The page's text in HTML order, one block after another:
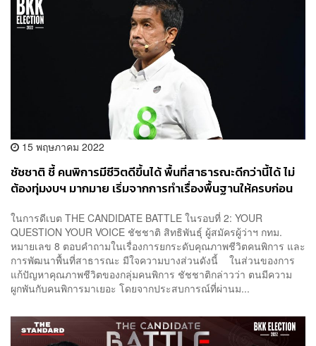
15 พฤษภาคม 2022
ชัชชาติ ชี้ คนพิการมีชีวิตดีขึ้นได้ พื้นที่สาธารณะดีกว่านี้ได้ ไม่
ต้องทุ่มงบฯ มากมาย เริ่มจากการทำเรื่องพื้นฐานให้ครบก่อน
ในการดีเบต THE CANDIDATE BATTLE ในรอบที่ 2: YOUR
QUESTION YOUR VOICE ชัชชาติ สิทธิพันธุ์ ผู้สมัครผู้ว่าฯ กทม.
หมายเลข 8 ตอบคำถามในเรื่องการยกระดับคุณภาพชีวิตคนพิการ และ
การพัฒนาพื้นที่สาธารณะ มีใจความบางส่วนดังนี้ ในส่วนของการ
แก้ปัญหาคุณภาพชีวิตของกลุ่มคนพิการ ชัชชาติกล่าวว่า ตนมีความ
ผูกพันกับคนพิการมาเยอะ โดยจากประสบการณ์ที่ผ่านม...